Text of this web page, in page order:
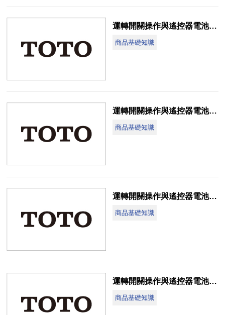
運轉開關操作與遙控器電池更換說明(CES9786WT-AH)
商品基礎知識
運轉開關操作與遙控器電池更換說明(CES9768WT-RH)
商品基礎知識
運轉開關操作與遙控器電池更換說明(CES9575T-DH)
商品基礎知識
運轉開關操作與遙控器電池更換說明(CES9574T-HD)
商品基礎知識